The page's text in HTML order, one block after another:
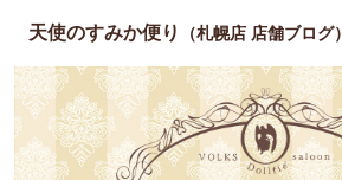
天使のすみか便り （札幌店 店舗ブログ）